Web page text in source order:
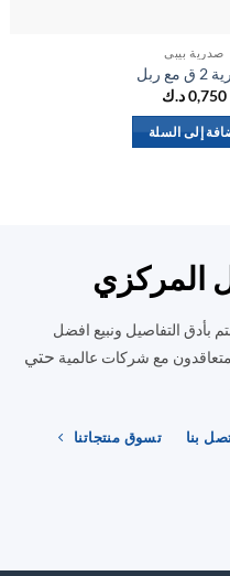
صدرية بيبي
مع ربل
0,750د.ك
إلى السلة
المركزي
بأدق التفاصيل ونبيع افضل
مع شركات عالمية حتي
بنا تسوق منتجاتنا